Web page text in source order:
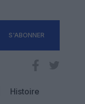
S'ABONNER
Histoire